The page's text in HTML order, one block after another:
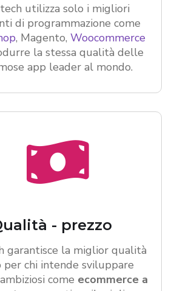
utilizza solo i migliori
di programmazione come
, Magento, Woocommerce
la stessa qualità delle
app leader al mondo.
- prezzo
garantisce la miglior qualità
per chi intende sviluppare
come ecommerce a